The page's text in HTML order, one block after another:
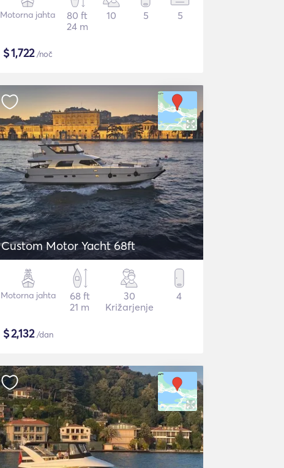
Motorna jahta
80 ft
24 m
10 5 5
$1,722/noč
Custom Motor Yacht 68ft
Motorna jahta
68 ft
21 m
30
Križarjenje
4
$2,132/dan